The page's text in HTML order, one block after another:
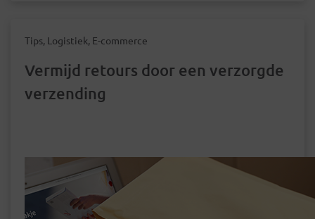
Tips, Logistiek, E-commerce
Vermijd retours door een verzorgde
verzending